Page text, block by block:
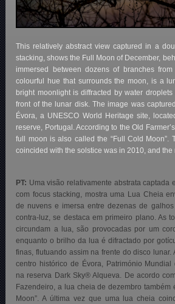
This relatively abstract view captured in a
stacking, shows the Full Moon of December,
immersed between dozens of branches
colourful hue that surrounds the moon, is a
bright moonlight is diffracted by water
front of the lunar disk. The image was
Évora, a UNESCO World Heritage site,
reserve, Portugal. According to the Old
full moon is also called the “Full Cold Moon”.
coincided with the solstice was in 2010, and
PT: Uma visão relativamente abstrata captada
com focus stacking, mostra uma Lua Cheia
de nuvens e imersa entre dezenas de
contra-luz, se destaca em primeiro plano. As
circundam a lua, são provocadas por um
enquanto o brilho da lua é difractado por
finas, flutuando assim na frente do disco lunar.
centro histórico de Évora, Património
na reserva Dark Sky® Alqueva. De acordo
Fazendeiro, a lua cheia de dezembro também
Moon”. A última vez que uma lua cheia